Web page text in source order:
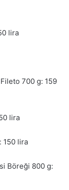
lira
Fileto 700 g: 159
lira
150 lira
Böreği 800 g: